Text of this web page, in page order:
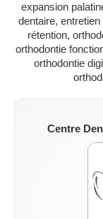
expansion
dentaire,
rétention,
orthodontie
orthodontie
Centre